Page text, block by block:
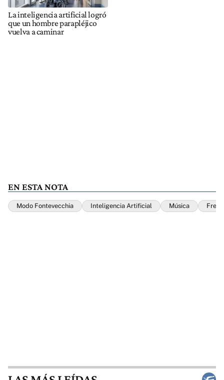
La inteligencia artificial logró
que un hombre parapléjico
vuelva a caminar
EN ESTA NOTA
Modo Fontevecchia Inteligencia Artificial Música